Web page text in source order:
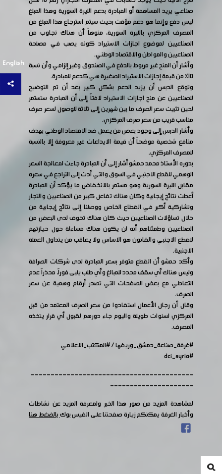
English
صناعي يريد المساهمة أو المبادرة بدعم الليرة السورية وهذا المبلغ
ليس دفع وإنما هو دعم مؤقت بحيث سيتم استرجاع هذا المبلغ من
المصرف المركزي بالليرة السورية، منوهاً أن هناك تجاوب من
الصناعيين لموضوع اجازات الاستيراد كونه يصب في مصلحة
الصناعيين والمواطن والاقتصاد الوطني.
وأشار أن المنح غير مربوط بالدفع في الصندوق وغير إلزامي وأن نسبة
10% من قيمة إجازات الاستيراد الصغيرة هي كدعم للمبادرة.
وتوقع الدبس أن يزيد الدعم بشكل كبير بعد أن تم التوضيح
للصناعيين عن منح اجازات الاستيراد لافتاً إلى أن المبادرة ستستمر
لحين تثبيت سعر الصرف ما بين شهرين إلى ثلاثة للوصول لسعر صرف
مناسب قريب من سعر صرف المركزي.
وأشار الدبس إلى وجود بعض من يعمل ضد الاقتصاد الوطني بهدف
منافع شخصية موضحاً أن قيمة الايداعات غير معروفة إلا بالنسبة
للمصرف المركزي.
بدوره الأستاذ محمد حمشو أشار إلى أن المبادرة جاءت لمعالجة السعر
الوهمي للقطع الاجنبي في السوق والتي أدت إلى التراجع في سعره
مقابل الليرة السورية وهو مستمر بالانخفاض ما يؤكد أن المبادرة
أعطت نتائج إيجابية وكان هناك تفاعل كبير من الصناعيين والتجار
وتشاركية أكبر في القطاع الخاص ووصلنا إلى نتائج إيجابية من
خلال تساؤلات الصناعيين حيث كان هناك تخوف لدى البعض من
الصناعيين وطمئناهم أنه لن يكون هناك مساءلة حول حيازتهم
للقطع الاجنبي والقانون هو الاساس ولا يعاقب من يتداول العملة
الاجنبية.
وأكد حمشو أن القطع متوفر بسعر المبادرة لدى شركات الصرافة
وليس هناك أي سقف محدد للمبالغ وأي طلب يلبى فوراً، محذراً عدم
التعاطي مع بعض الصفحات التي تصدر أرقام وهمية عن سعر
الصرف.
وقال أن رجال الأعمال استفادوا من سعر الصرف المعتمد من قبل
المركزي لسنوات طويلة واليوم جاء دورهم لقبول أي قرار يتخذه
المصرف.
#غرفة_صناعة_دمشق_وريفها/#المكتب_الاعلامي
#dci_syria
-----------------------------------------
---------------------
لمشاهدة المزيد من صور هذا الخبر ولمعرفة المزيد عن نشاطات
وأخبار الغرفة يمكنكم زيارة صفحتنا على الفيس بوكبالضغط هنا